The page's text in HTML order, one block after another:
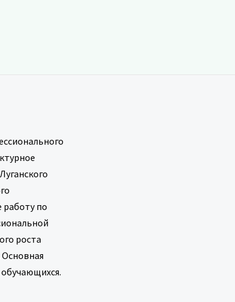
работу по
роста